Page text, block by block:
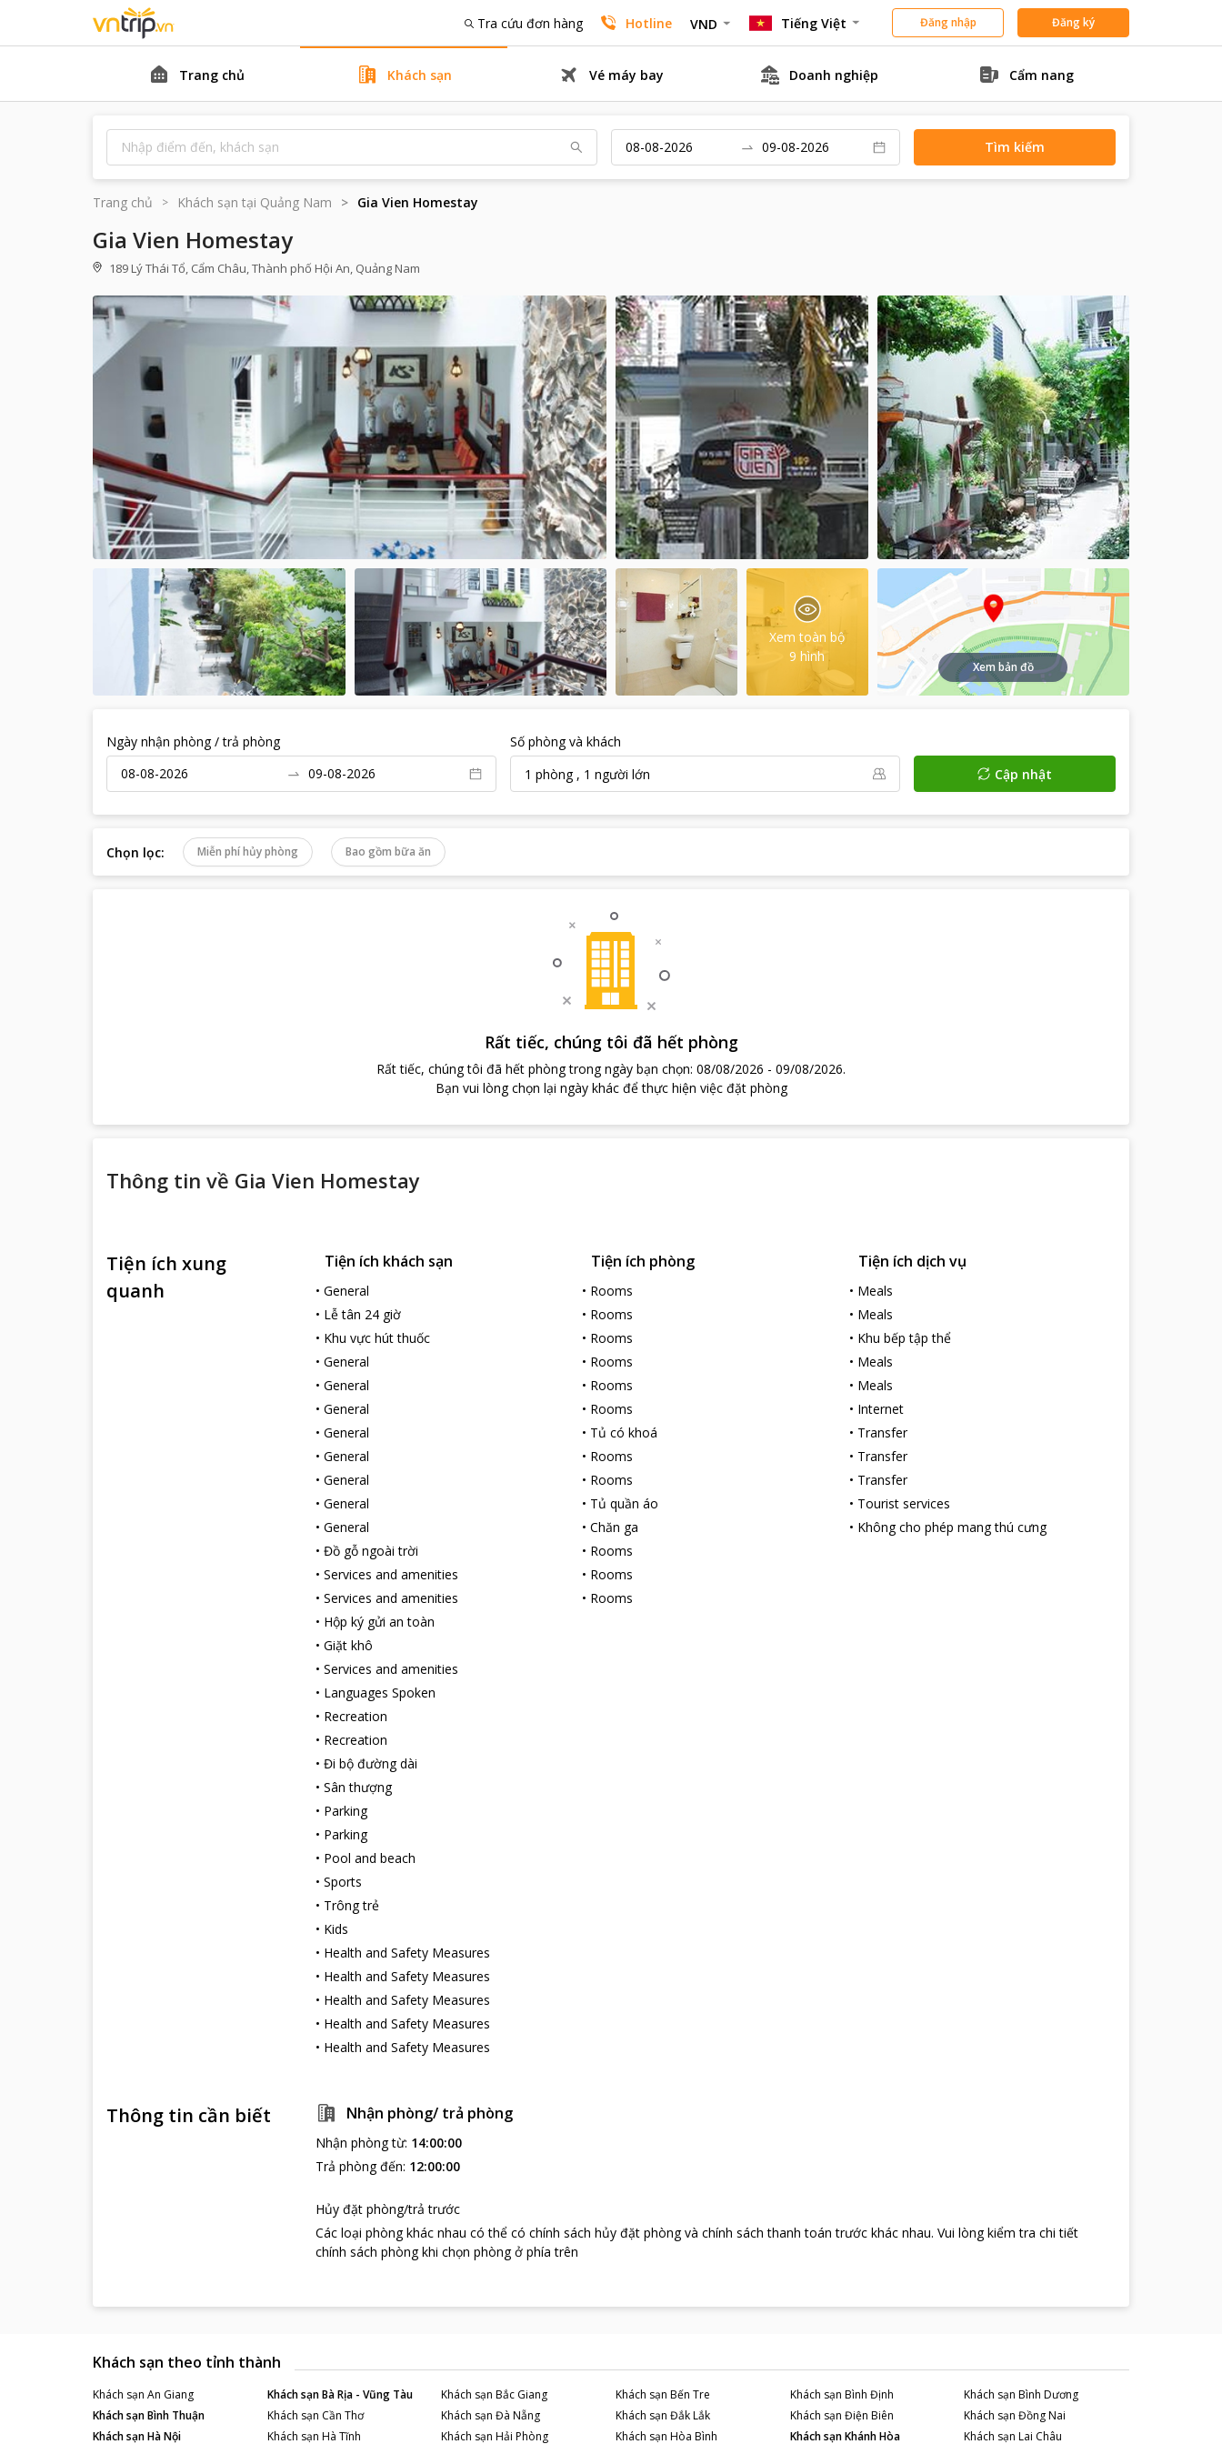
Tra cứu đơn hàng Hotline VND Tiếng Việt Đăng nhập Đăng ký
Trang chủ Khách sạn Vé máy bay Doanh nghiệp Cẩm nang
Tìm kiếm
Trang chủ Khách sạn tại Quảng Nam Gia Vien Homestay
Gia Vien Homestay
189 Lý Thái Tổ, Cẩm Châu, Thành phố Hội An, Quảng Nam
Xem toàn bộ
9 hình
Xem bản đồ
Ngày nhận phòng / trả phòng
Số phòng và khách
1 phòng, 1 người lớn Cập nhật
Chọn lọc: Miễn phí hủy phòng Bao gồm bữa ăn
Rất tiếc, chúng tôi đã hết phòng
Rất tiếc, chúng tôi đã hết phòng trong ngày bạn chọn: 08/08/2026 - 09/08/2026.
Bạn vui lòng chọn lại ngày khác để thực hiện việc đặt phòng
Thông tin về Gia Vien Homestay
Tiện ích xung
quanh
Tiện ích khách sạn
• General
• Lễ tân 24 giờ
• Khu vực hút thuốc
• General
• General
• General
• General
• General
• General
• General
• General
• Đồ gỗ ngoài trời
• Services and amenities
• Services and amenities
• Hộp ký gửi an toàn
• Giặt khô
• Services and amenities
• Languages Spoken
• Recreation
• Recreation
• Đi bộ đường dài
• Sân thượng
• Parking
• Parking
• Pool and beach
• Sports
• Trông trẻ
• Kids
• Health and Safety Measures
• Health and Safety Measures
• Health and Safety Measures
• Health and Safety Measures
• Health and Safety Measures
Tiện ích phòng
• Rooms
• Rooms
• Rooms
• Rooms
• Rooms
• Rooms
• Tủ có khoá
• Rooms
• Rooms
• Tủ quần áo
•Chăn ga
• Rooms
• Rooms
• Rooms
Tiện ích dịch vụ
• Meals
• Meals
• Khu bếp tập thể
• Meals
• Meals
• Internet
• Transfer
• Transfer
• Transfer
• Tourist services
• Không cho phép mang thú cưng
Thông tin cần biết Nhận phòng/ trả phòng
Nhận phòng từ: 14:00:00
Trả phòng đến: 12:00:00
Hủy đặt phòng/trả trước
Các loại phòng khác nhau có thể có chính sách hủy đặt phòng và chính sách thanh toán trước khác nhau. Vui lòng kiểm tra chi tiết
chính sách phòng khi chọn phòng ở phía trên
Khách sạn theo tỉnh thành
Khách sạn An Giang Khách sạnBà Rịa - Vũng Tàu Khách sạn Bắc Giang Khách sạn Bến Tre Khách sạn Bình Định Khách sạn Bình Dương
Khách sạnBình Thuận Khách sạn Cần Thơ Khách sạn Đà Nẵng Khách sạn Đắk Lắk Khách sạn Điện Biên Khách sạn Đồng Nai
Khách sạnHà Nội Khách sạn Hà Tĩnh Khách sạn Hải Phòng Khách sạn Hòa Bình Khách sạnKhánh Hòa Khách sạn Lai Châu